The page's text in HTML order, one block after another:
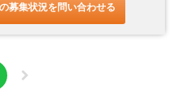
募集状況を問い合わせる